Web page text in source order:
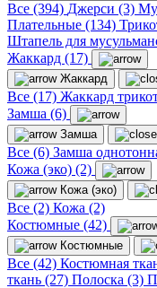
Все (394) Джерси (3)
Плательные (134)
Штапель для
Жаккард (17)
Жаккард
Все (17) Жаккард
Замша (6)
Замша
Все (6) Замша
Кожа (эко) (2)
Кожа (эко)
Все (2) Кожа (2)
Костюмные (42)
Костюмные
Все (42) Костюмная
ткань (27) Полоска (3)